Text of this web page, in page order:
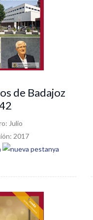
de Badajoz
Julio
2017